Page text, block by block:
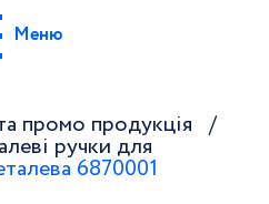
Меню
промо продукція
ручки для
6870001